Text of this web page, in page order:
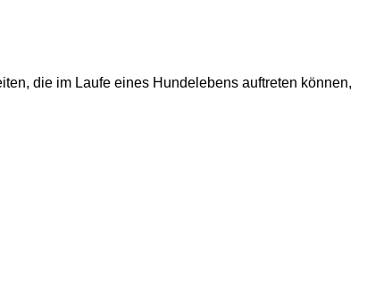
die im Laufe eines Hundelebens auftreten können,